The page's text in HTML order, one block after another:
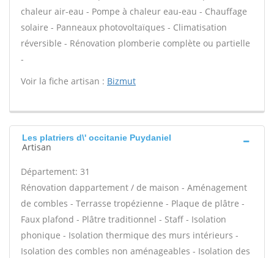
chaleur air-eau - Pompe à chaleur eau-eau - Chauffage
solaire - Panneaux photovoltaïques - Climatisation
réversible - Rénovation plomberie complète ou partielle
-
Voir la fiche artisan : Bizmut
Les platriers d\' occitanie Puydaniel
Artisan
Département: 31
Rénovation dappartement / de maison - Aménagement
de combles - Terrasse tropézienne - Plaque de plâtre -
Faux plafond - Plâtre traditionnel - Staff - Isolation
phonique - Isolation thermique des murs intérieurs -
Isolation des combles non aménageables - Isolation des